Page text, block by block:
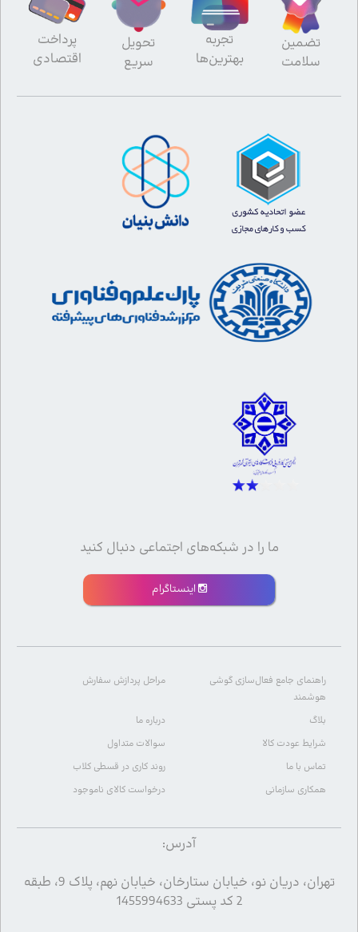
تضمین
سلامت
تجربه
بهترین‌ها
تحویل
سریع
پرداخت
اقتصادی
ما را در شبکه‌های اجتماعی دنبال کنید
اینستاگرام
راهنمای جامع فعال‌سازی گوشی
هوشمند
مراحل پردازش سفارش
بلاگ
درباره ما
شرایط عودت کالا
سوالات متداول
تماس با ما
روند کاری در قسطی کلاب
همکاری سازمانی
درخواست کالای ناموجود
آدرس:
تهران، دریان نو، خیابان ستارخان، خیابان نهم، پلاک 9، طبقه
2 کد پستی 1455994633